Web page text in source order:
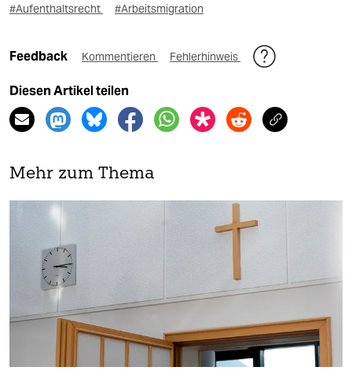
#Aufenthaltsrecht
#Arbeitsmigration
Feedback Kommentieren Fehlerhinweis
Diesen Artikel teilen
Mehr zum Thema